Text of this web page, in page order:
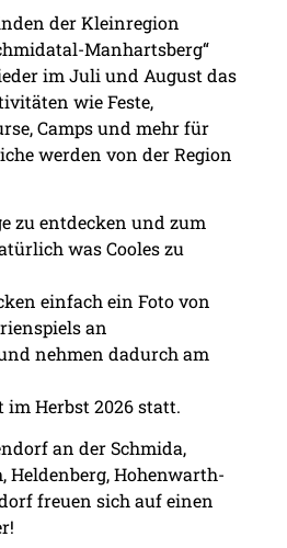
der Kleinregion
Manhartsberg“
im Juli und August das
wie Feste,
Camps und mehr für
werden von der Region
zu entdecken und zum
was Cooles zu
einfach ein Foto von
an
nehmen dadurch am
Herbst 2026 statt.
an der Schmida,
Heldenberg, Hohenwarth-
freuen sich auf einen